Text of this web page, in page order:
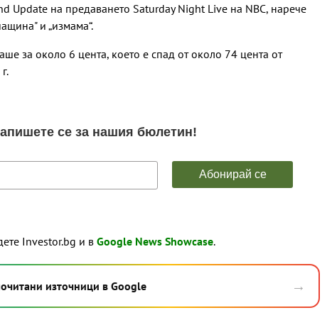
Update на предаването Saturday Night Live на NBC, нарече
и „измама“.
за около 6 цента, което е спад от около 74 цента от
Investor.bg и в Google News Showcase.
източници в Google →
Спартакиадата на ВМС